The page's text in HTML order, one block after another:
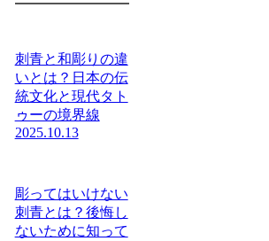
刺青と和彫りの違
いとは？日本の伝
統文化と現代タト
ゥーの境界線
2025.10.13
彫ってはいけない
刺青とは？後悔し
ないために知って